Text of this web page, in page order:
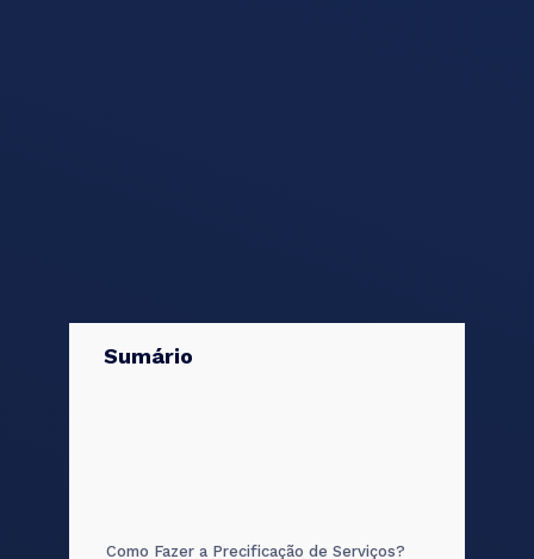
Sumário
Como Fazer a Precificação de Serviços?